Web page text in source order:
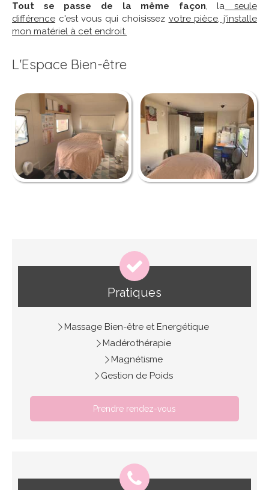
Tout se passe de la même façon, la seule
différence c'est vous qui choisissez votre pièce, j'installe
mon matériel à cet endroit.
L'Espace Bien-être
Pratiques
Massage Bien-être et Energétique
Madérothérapie
Magnétisme
Gestion de Poids
Prendre rendez-vous